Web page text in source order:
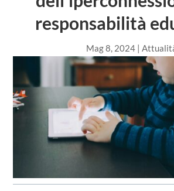
responsabilità
Mag 8, 2024|